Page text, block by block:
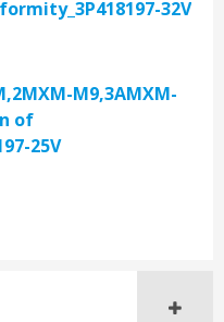
32V
M9,3AMXM-
of
25V